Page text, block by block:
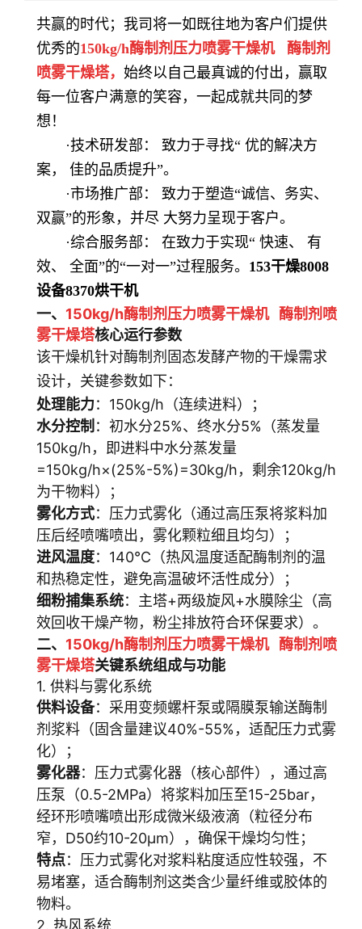
共赢的时代；我司将一如既往地为客户们提供
优秀的150kg/h酶制剂压力喷雾干燥机
酶制剂
喷雾干燥塔， 始终以自己最真诚的付出，赢取
每一位客户满意的笑容，一起成就共同的梦
想！
·技术研发部： 致力于寻找“ 优的解决方
案， 佳的品质提升”。
·市场推广部： 致力于塑造“诚信、务实、
双赢”的形象，并尽 大努力呈现于客户。
·综合服务部： 在致力于实现“ 快速、 有
效、 全面”的“一对一”过程服务。 153干燥8008
设备8370烘干机
一、 150kg/h酶制剂压力喷雾干燥机 酶制剂喷
雾干燥塔核心运行参数
该干燥机针对酶制剂固态发酵产物的干燥需求
设计，关键参数如下：
处理能力：150kg/h（连续进料）；
水分控制 ：初水分25%、终水分5%（蒸发量
150kg/h，即进料中水分蒸发量
=150kg/h×(25%-5%)=30kg/h，剩余120kg/h
为干物料）；
雾化方式：压力式雾化（通过高压泵将浆料加
压后经喷嘴喷出，雾化颗粒细且均匀）；
进风温度：140℃（热风温度适配酶制剂的温
和热稳定性，避免高温破坏活性成分）；
细粉捕集系统：主塔+两级旋风+水膜除尘（高
效回收干燥产物，粉尘排放符合环保要求）。
二、 150kg/h酶制剂压力喷雾干燥机 酶制剂喷
雾干燥塔关键系统组成与功能
1. 供料与雾化系统
供料设备：采用变频螺杆泵或隔膜泵输送酶制
剂浆料（固含量建议40%-55%，适配压力式雾
化）；
雾化器：压力式雾化器（核心部件），通过高
压泵（0.5-2MPa）将浆料加压至15-25bar，
经环形喷嘴喷出形成微米级液滴（粒径分布
窄，D50约10-20μm），确保干燥均匀性；
特点：压力式雾化对浆料粘度适应性较强，不
易堵塞，适合酶制剂这类含少量纤维或胶体的
物料。
2. 热风系统